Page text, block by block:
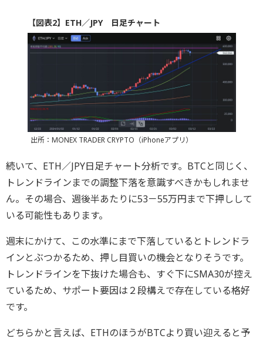
【図表2】ETH／JPY 日足チャート
出所：MONEX TRADER CRYPTO（iPhoneアプリ）
続いて、ETH／JPY日足チャート分析です。BTCと同じく、
トレンドラインまでの調整下落を意識すべきかもしれませ
ん。その場合、週後半あたりに53－55万円まで下押しして
いる可能性もあります。
週末にかけて、この水準にまで下落しているとトレンドラ
インとぶつかるため、押し目買いの機会となりそうです。
トレンドラインを下抜けた場合も、すぐ下にSMA30が控え
ているため、サポート要因は２段構えで存在している格好
です。
どちらかと言えば、ETHのほうがBTCより買い迎えると予